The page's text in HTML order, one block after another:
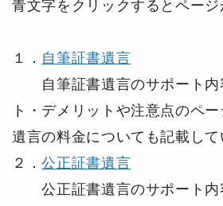
青文字をクリックするとページ
１． 自筆証書遺言
自筆証書遺言のサポート内
ト・デメリットや注意点のペ
遺言の料金についても記載して
２．公正証書遺言
公正証書遺言のサポート内